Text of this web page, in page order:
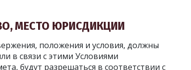
МЕСТО ЮРИСДИКЦИИ
положения и условия, должны
в связи с этими Условиями
будут разрешаться в соответствии с